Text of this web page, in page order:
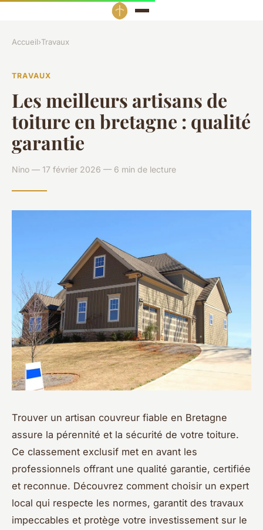
Accueil›Travaux
TRAVAUX
Les meilleurs artisans de
toiture en bretagne : qualité
garantie
Nino — 17 février 2026 — 6 min de lecture
Trouver un artisan couvreur fiable en Bretagne
assure la pérennité et la sécurité de votre toiture.
Ce classement exclusif met en avant les
professionnels offrant une qualité garantie, certifiée
et reconnue. Découvrez comment choisir un expert
local qui respecte les normes, garantit des travaux
impeccables et protège votre investissement sur le